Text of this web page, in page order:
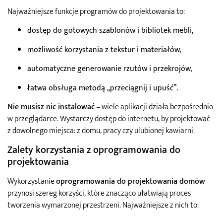
Najważniejsze funkcje programów do projektowania to:
dostęp do gotowych szablonów i bibliotek mebli,
możliwość korzystania z tekstur i materiałów,
automatyczne generowanie rzutów i przekrojów,
łatwa obsługa metodą „przeciągnij i upuść”.
Nie musisz nic instalować– wiele aplikacji działa bezpośrednio
w przeglądarce. Wystarczy dostęp do internetu, by projektować
z dowolnego miejsca: z domu, pracy czy ulubionej kawiarni.
Zalety korzystania z oprogramowania do
projektowania
Wykorzystanieoprogramowania do projektowania domów
przynosi szereg korzyści, które znacząco ułatwiają proces
tworzenia wymarzonej przestrzeni. Najważniejsze z nich to: